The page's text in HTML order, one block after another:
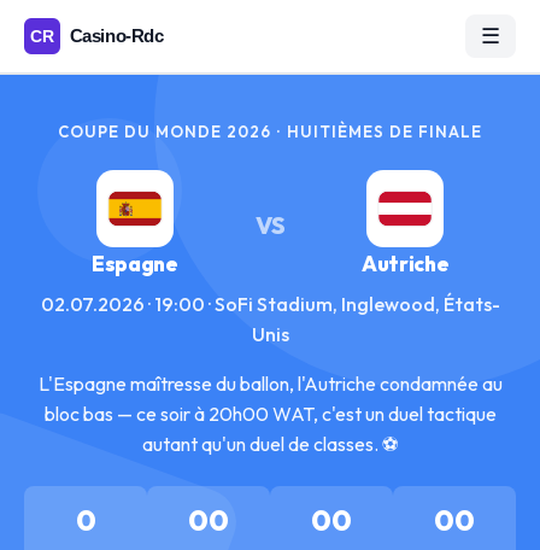
☰
COUPE DU MONDE 2026 · HUITIÈMES DE FINALE
Espagne
VS
Autriche
02.07.2026 · 19:00 · SoFi Stadium, Inglewood, États-
Unis
L'Espagne maîtresse du ballon, l'Autriche condamnée au
bloc bas — ce soir à 20h00 WAT, c'est un duel tactique
autant qu'un duel de classes. ⚽
0 00 00 00